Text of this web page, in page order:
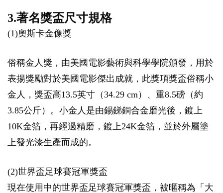
3.著名獎盃尺寸規格
(1)奧斯卡金像獎
俗稱金人獎，由美國電影藝術與科學學院頒發，用於
表揚獎勵對於美國電影傑出成就，此獎項獎盃俗稱小
金人，獎盃高13.5英寸（34.29 cm）、重8.5磅（約
3.85公斤）。小金人是由錫銻銅合金磨光後，鍍上
10K金箔，再經過精磨，鍍上24K金箔，並於外層塗
上發光漆生產而成的。
(2)世界盃足球賽冠軍獎盃
現在使用中的世界盃足球賽冠軍獎盃，被暱稱為「大